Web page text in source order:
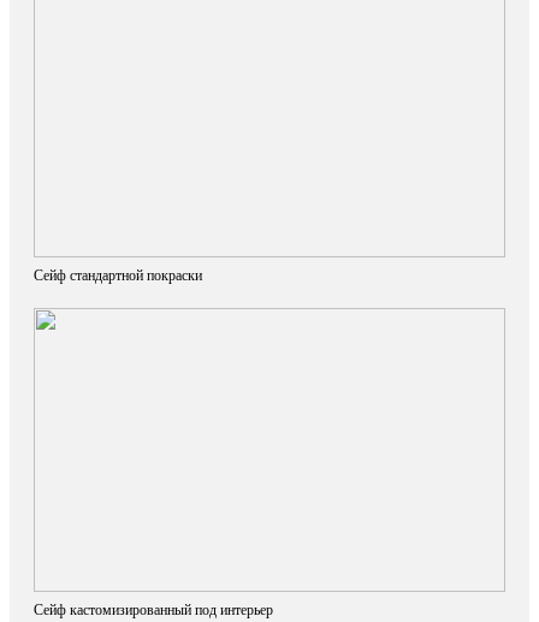
Сейф стандартной покраски
Сейф кастомизированный под интерьер